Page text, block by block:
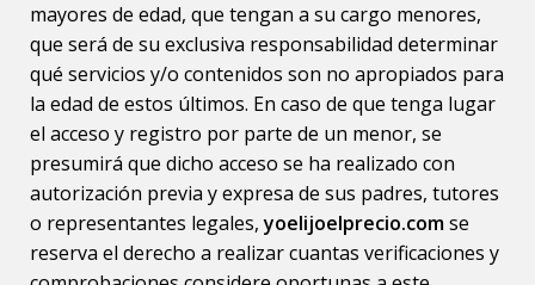
mayores de edad, que tengan a su cargo menores,
que será de su exclusiva responsabilidad determinar
qué servicios y/o contenidos son no apropiados para
la edad de estos últimos. En caso de que tenga lugar
el acceso y registro por parte de un menor, se
presumirá que dicho acceso se ha realizado con
autorización previa y expresa de sus padres, tutores
o representantes legales,yoelijoelprecio.comse
reserva el derecho a realizar cuantas verificaciones y